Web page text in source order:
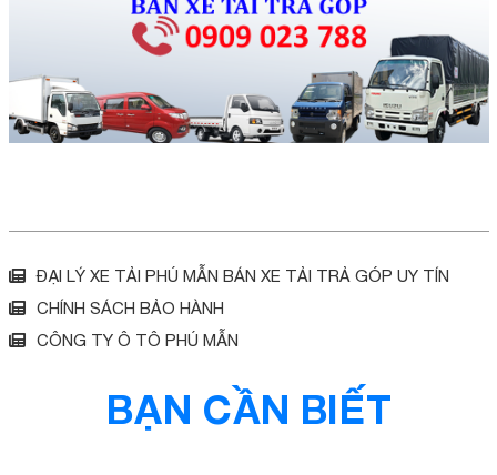
ĐẠI LÝ XE TẢI PHÚ MẪN BÁN XE TẢI TRẢ GÓP UY TÍN
CHÍNH SÁCH BẢO HÀNH
CÔNG TY Ô TÔ PHÚ MẪN
BẠN CẦN BIẾT